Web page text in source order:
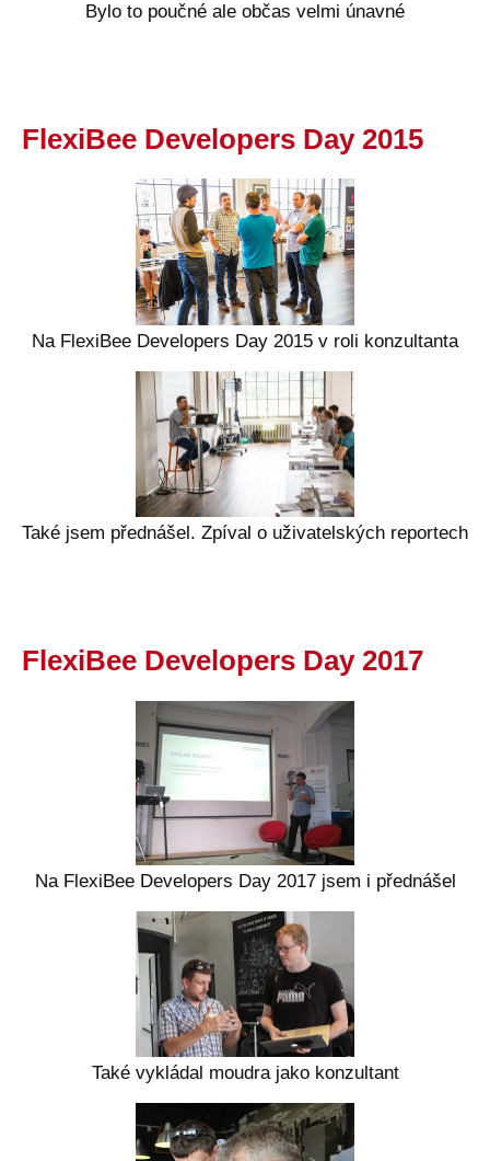
Bylo to poučné ale občas velmi únavné
FlexiBee Developers Day 2015
Na FlexiBee Developers Day 2015 v roli konzultanta
Také jsem přednášel. Zpíval o uživatelských reportech
FlexiBee Developers Day 2017
Na FlexiBee Developers Day 2017 jsem i přednášel
Také vykládal moudra jako konzultant